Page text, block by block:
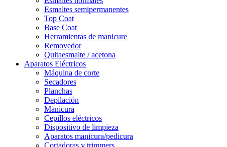
Esmaltes semipermanentes
Top Coat
Base Coat
Herramientas de manicure
Removedor
Quitaesmalte / acetona
Aparatos Eléctricos
Máquina de corte
Secadores
Planchas
Depilación
Manicura
Cepillos eléctricos
Dispositivo de limpieza
Aparatos manicura/pedicura
Cortadoras y trimmers